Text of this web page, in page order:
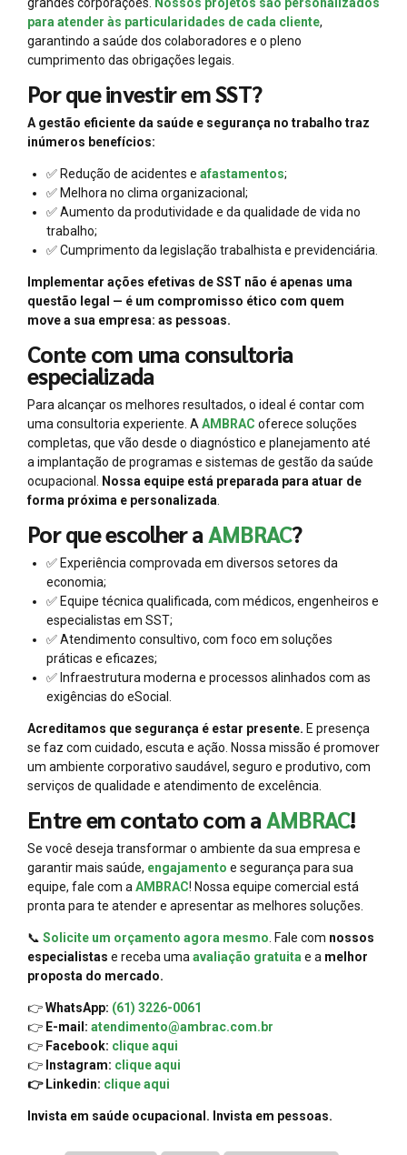
grandes corporações. Nossos projetos são personalizados
para atender às particularidades de cada cliente,
garantindo a saúde dos colaboradores e o pleno
cumprimento das obrigações legais.
Por que investir em SST?
A gestão eficiente da saúde e segurança no trabalho traz
inúmeros benefícios:
✅ Redução de acidentes e afastamentos;
✅ Melhora no clima organizacional;
✅ Aumento da produtividade e da qualidade de vida no
trabalho;
✅ Cumprimento da legislação trabalhista e previdenciária.
Implementar ações efetivas de SST não é apenas uma
questão legal — é um compromisso ético com quem
move a sua empresa: as pessoas.
Conte com uma consultoria
especializada
Para alcançar os melhores resultados, o ideal é contar com
uma consultoria experiente. A AMBRAC oferece soluções
completas, que vão desde o diagnóstico e planejamento até
a implantação de programas e sistemas de gestão da saúde
ocupacional.
Nossa equipe está preparada para atuar de
forma próxima e personalizada
Por que escolher aAMBRAC?
✅ Experiência comprovada em diversos setores da
economia;
✅ Equipe técnica qualificada, com médicos, engenheiros e
especialistas em SST;
✅ Atendimento consultivo, com foco em soluções
práticas e eficazes;
✅ Infraestrutura moderna e processos alinhados com as
exigências do eSocial.
Acreditamos que segurança é estar presente. E presença
se faz com cuidado, escuta e ação. Nossa missão é promover
um ambiente corporativo saudável, seguro e produtivo, com
serviços de qualidade e atendimento de excelência.
Entre em contato com aAMBRAC!
Se você deseja transformar o ambiente da sua empresa e
garantir mais saúde, engajamento e segurança para sua
equipe, fale com a AMBRAC! Nossa equipe comercial está
pronta para te atender e apresentar as melhores soluções.
📞 Solicite um orçamento agora mesmo . Fale com nossos
especialistas e receba uma avaliação gratuita e a melhor
proposta do mercado.
👉WhatsApp: (61) 3226-0061
👉 E-mail: atendimento@ambrac.com.br
👉 Facebook: clique aqui
👉 Instagram: clique aqui
👉 Linkedin: clique aqui
Invista em saúde ocupacional. Invista em pessoas.